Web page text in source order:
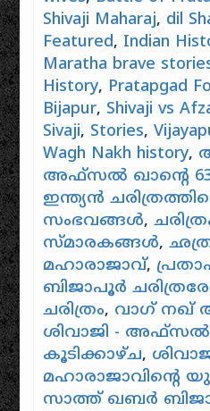
Shivaji Maharaj, dil
Featured, Indian
Maratha brave
History, Pratapgad
Bijapur, Shivaji vs
Sivaji, Stories,
Wagh Nakh history,
അഫ്സൽ ഖാൻ്റെ 63
ഇന്ത്യൻ
സംഭവങ്ങൾ,
സ്മാരകങ്ങൾ,
മഹാരാജാവ്,
ബിജാപൂർ
ചരിത്രം, വാഗ് നഖ്
ശിവാജി -
കൂടിക്കാഴ്ച,
മഹാരാജാവിന്റെ
സാത്ത് ഖബർ